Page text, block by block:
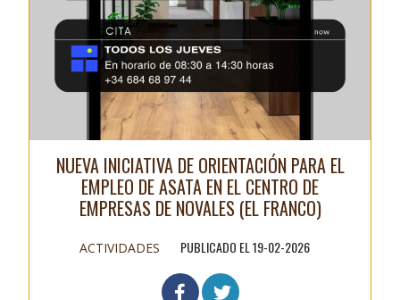
NUEVA INICIATIVA DE ORIENTACIÓN PARA EL
EMPLEO DE ASATA EN EL CENTRO DE
EMPRESAS DE NOVALES (EL FRANCO)
ACTIVIDADES PUBLICADO EL 19-02-2026